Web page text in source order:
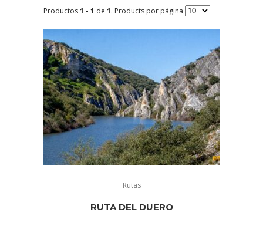
Productos1 - 1 de 1. Products por página
Rutas
RUTA DEL DUERO